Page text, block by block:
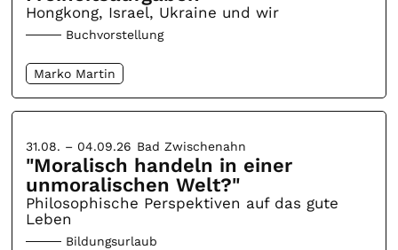
Hongkong, Israel, Ukraine und wir
Buchvorstellung
Marko Martin
31.08. – 04.09.26 Bad Zwischenahn
"Moralisch handeln in einer
unmoralischen Welt?"
Philosophische Perspektiven auf das gute
Leben
Bildungsurlaub